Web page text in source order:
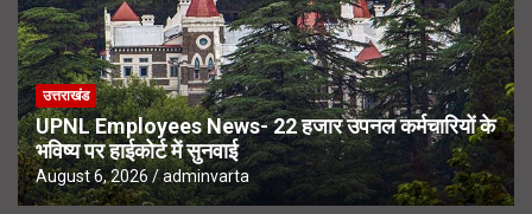
उत्तराखंड
UPNL Employees News- 22 हजार उपनल कर्मचारियों के
भविष्य पर हाईकोर्ट में सुनवाई
August 6, 2026 adminvarta